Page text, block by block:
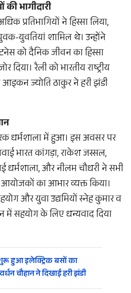
की भागीदारी
प्रतिभागियों ने हिस्सा लिया,
युवतियां शामिल थे। उन्होंने
को दैनिक जीवन का हिस्सा
रैली को भारतीय राष्ट्रीय
आइकन ज्योति ठाकुर ने हरी झंडी
धर्मशाला में हुआ। इस अवसर पर
भारत कांगड़ा, राकेश जस्सल,
धर्मशाला, और नीलम चौधरी ने सभी
आयोजकों का आभार व्यक्त किया।
और युवा उद्यमियों स्नेह कुमार व
सहयोग के लिए धन्यवाद दिया
हुआ इलेक्ट्रिक बसों का
चौहान ने दिखाई हरी झंडी